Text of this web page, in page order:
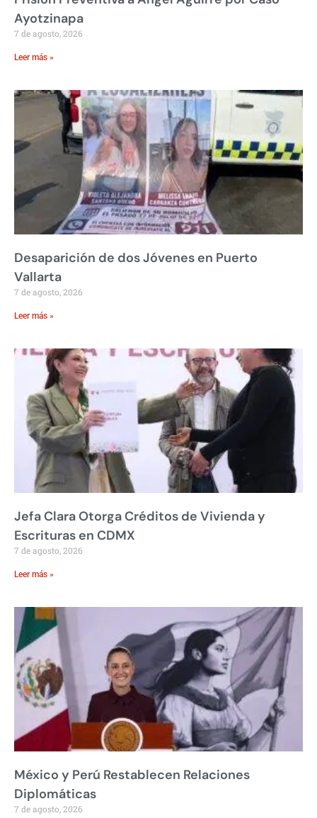
Ayotzinapa
7 de agosto, 2026
Leer más »
Desaparición de dos Jóvenes en Puerto
Vallarta
7 de agosto, 2026
Leer más »
Jefa Clara Otorga Créditos de Vivienda y
Escrituras en CDMX
7 de agosto, 2026
Leer más »
México y Perú Restablecen Relaciones
Diplomáticas
7 de agosto, 2026